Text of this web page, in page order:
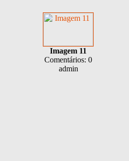
Imagem 11
Comentários: 0
admin